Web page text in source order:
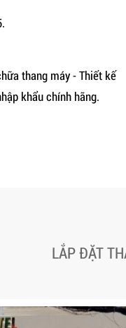
thang máy - Thiết kế
khẩu chính hãng.
LẮP ĐẶT